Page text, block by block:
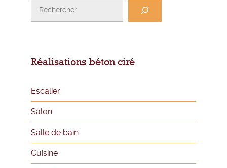
Réalisations béton ciré
Escalier
Salon
Salle de bain
Cuisine